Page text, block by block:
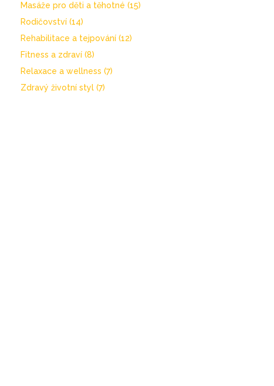
Masáže pro děti a těhotné (15)
Rodičovství (14)
Rehabilitace a tejpování (12)
Fitness a zdraví (8)
Relaxace a wellness (7)
Zdravý životní styl (7)